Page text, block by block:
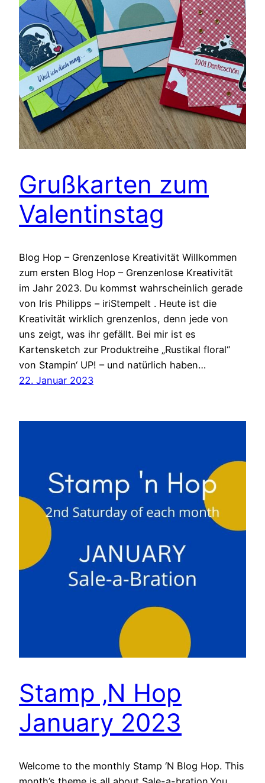
Grußkarten zum
Valentinstag
Blog Hop – Grenzenlose Kreativität Willkommen
zum ersten Blog Hop – Grenzenlose Kreativität
im Jahr 2023. Du kommst wahrscheinlich gerade
von Iris Philipps – iriStempelt . Heute ist die
Kreativität wirklich grenzenlos, denn jede von
uns zeigt, was ihr gefällt. Bei mir ist es
Kartensketch zur Produktreihe „Rustikal floral“
von Stampin‘ UP! – und natürlich haben…
22. Januar 2023
Stamp ‚N Hop
January 2023
Welcome to the monthly Stamp ‘N Blog Hop. This